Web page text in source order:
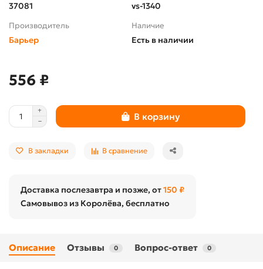
37081 vs-1340
Производитель
Барьер
Наличие
Есть в наличии
556 ₽
В корзину
В закладки В сравнение
Доставка послезавтра и позже, от150 ₽
Самовывоз из Королёва, бесплатно
Описание Отзывы 0 Вопрос-ответ 0